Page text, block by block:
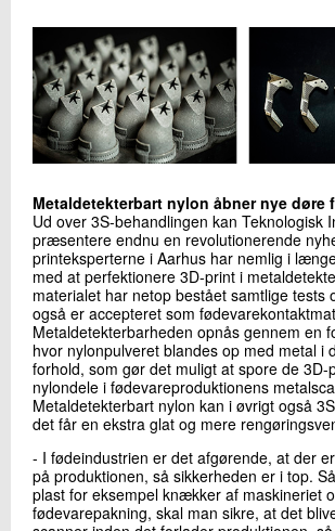
Metaldetekterbart nylon åbner nye døre
Ud over 3S-behandlingen kan Teknologisk
præsentere endnu en revolutionerende
printeksperterne i Aarhus har nemlig i
med at perfektionere 3D-print i
materialet har netop bestået samtlige tests
også er accepteret som
Metaldetekterbarheden opnås gennem en
hvor nylonpulveret blandes op med metal i
forhold, som gør det muligt at spore de 3D-
nylondele i fødevareproduktionens
Metaldetekterbart nylon kan i øvrigt også
det får en ekstra glat og mere
- I fødeindustrien er det afgørende, at der
på produktionen, så sikkerheden er i top.
plast for eksempel knækker af maskineriet
fødevarepakning, skal man sikre, at det